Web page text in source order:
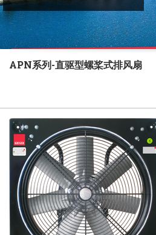
联系我们
APN系列-直驱型螺桨式排风扇